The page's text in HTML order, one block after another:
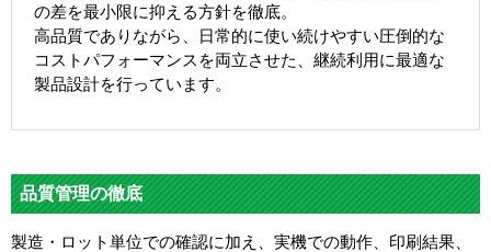
の差を最小限に抑える方針を徹底。
高品質でありながら、日常的に使い続けやすい圧倒的な
コストパフォーマンスを両立させた、継続利用に最適な
製品設計を行っています。
品質管理の徹底
製造・ロット単位での確認に加え、実機での動作、印刷結果、